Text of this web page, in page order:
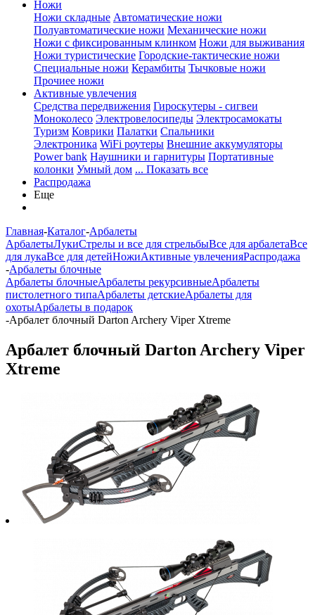
Ножи
Ножи складные Автоматические ножи
Полуавтоматические ножи Механические ножи
Ножи с фиксированным клинком Ножи для выживания
Ножи туристические Городские-тактические ножи
Специальные ножи Керамбиты Тычковые ножи
Прочиее ножи
Активные увлечения
Средства передвижения Гироскутеры - сигвеи
Моноколесо Электровелосипеды Электросамокаты
Туризм Коврики Палатки Спальники
Электроника WiFi роутеры Внешние аккумуляторы
Power bank Наушники и гарнитуры Портативные
колонки Умный дом ... Показать все
Распродажа
Еще
Главная-Каталог-Арбалеты
АрбалетыЛукиСтрелы и все для стрельбыВсе для арбалетаВсе
для лукаВсе для детейНожиАктивные увлеченияРаспродажа
-Арбалеты блочные
Арбалеты блочныеАрбалеты рекурсивныеАрбалеты
пистолетного типаАрбалеты детскиеАрбалеты для
охотыАрбалеты в подарок
-Арбалет блочный Darton Archery Viper Xtreme
Арбалет блочный Darton Archery Viper
Xtreme